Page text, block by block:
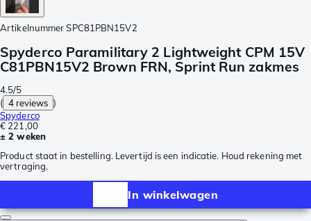
Artikelnummer SPC81PBN15V2
Spyderco Paramilitary 2 Lightweight CPM 15V
C81PBN15V2 Brown FRN, Sprint Run zakmes
4.5/5
( 4 reviews )
Spyderco
€ 221,00
± 2 weken
Product staat in bestelling. Levertijd is een indicatie. Houd rekening met
vertraging.
In winkelwagen